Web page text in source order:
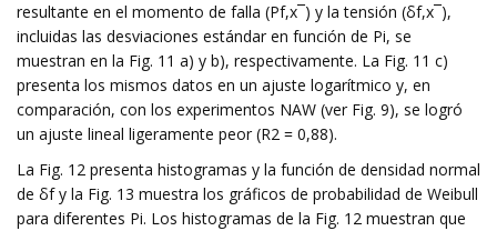
resultante en el momento de falla (Pf,x¯) y la tensión (δf,x¯),
incluidas las desviaciones estándar en función de Pi, se
muestran en la Fig. 11 a) y b), respectivamente. La Fig. 11 c)
presenta los mismos datos en un ajuste logarítmico y, en
comparación, con los experimentos NAW (ver Fig. 9), se logró
un ajuste lineal ligeramente peor (R2 = 0,88).
La Fig. 12 presenta histogramas y la función de densidad normal
de δf y la Fig. 13 muestra los gráficos de probabilidad de Weibull
para diferentes Pi. Los histogramas de la Fig. 12 muestran que